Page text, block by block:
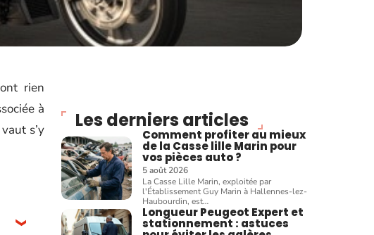
rien
à
s’y
Les derniers articles
Comment profiter au mieux
de la Casse lille Marin pour
vos pièces auto ?
5 août 2026
La Casse Lille Marin, exploitée par
l'Établissement Guy Marin à Hallennes-lez-
Haubourdin, est…
Longueur Peugeot Expert et
stationnement : astuces